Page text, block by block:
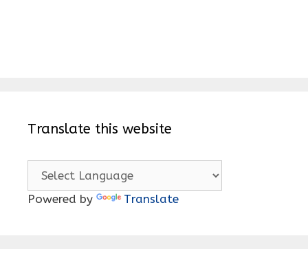
Translate this website
Powered by Translate